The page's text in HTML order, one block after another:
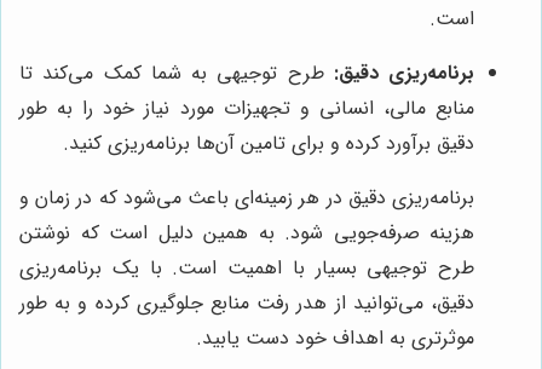
است.
برنامه‌ریزی دقیق: طرح توجیهی به شما کمک می‌کند تا
منابع مالی، انسانی و تجهیزات مورد نیاز خود را به طور
دقیق برآورد کرده و برای تامین آن‌ها برنامه‌ریزی کنید.
برنامه‌ریزی دقیق در هر زمینه‌ای باعث می‌شود که در زمان و
هزینه صرفه‌جویی شود. به همین دلیل است که نوشتن
طرح توجیهی بسیار با اهمیت است. با یک برنامه‌ریزی
دقیق، می‌توانید از هدر رفت منابع جلوگیری کرده و به طور
موثرتری به اهداف خود دست یابید.